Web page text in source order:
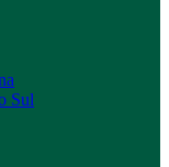
Sul